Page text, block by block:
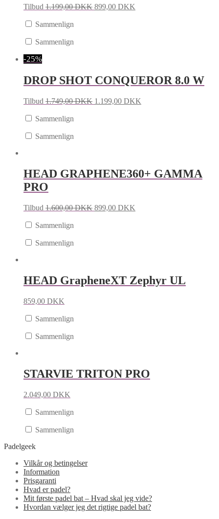
Tilbud 1.199,00DKK 899,00 DKK
Sammenlign
Sammenlign
-25%
DROP SHOT CONQUEROR 8.0 W
Tilbud 1.749,00DKK 1.199,00 DKK
Sammenlign
Sammenlign
HEAD GRAPHENE360+ GAMMA
PRO
Tilbud 1.600,00DKK 899,00 DKK
Sammenlign
Sammenlign
HEAD GrapheneXT Zephyr UL
859,00 DKK
Sammenlign
Sammenlign
STARVIE TRITON PRO
2.049,00 DKK
Sammenlign
Sammenlign
Padelgeek
Vilkår og betingelser
Information
Prisgaranti
Hvad er padel?
Mit første padel bat – Hvad skal jeg vide?
Hvordan vælger jeg det rigtige padel bat?